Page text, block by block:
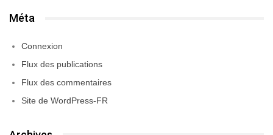
Méta
Connexion
Flux des publications
Flux des commentaires
Site de WordPress-FR